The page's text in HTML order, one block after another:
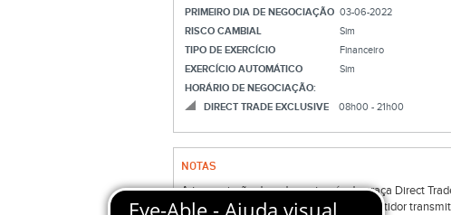
PRIMEIRO DIA DE NEGOCIAÇÃO 03-06-2022
RISCO CAMBIAL
Sim
TIPO DE EXERCÍCIO
Financeiro
EXERCÍCIO AUTOMÁTICO
Sim
HORÁRIO DE NEGOCIAÇÃO:
DIRECT TRADE EXCLUSIVE
08h00 - 21h00
NOTAS
A transmissão de ordens através da praça Direct
negociação bilateral que permite o investidor